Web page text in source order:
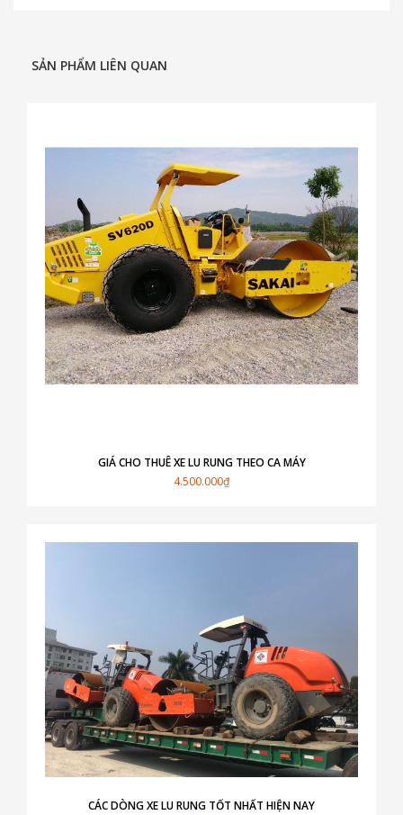
SẢN PHẨM LIÊN QUAN
GIÁ CHO THUÊ XE LU RUNG THEO CA MÁY
4.500.000₫
CÁC DÒNG XE LU RUNG TỐT NHẤT HIỆN NAY